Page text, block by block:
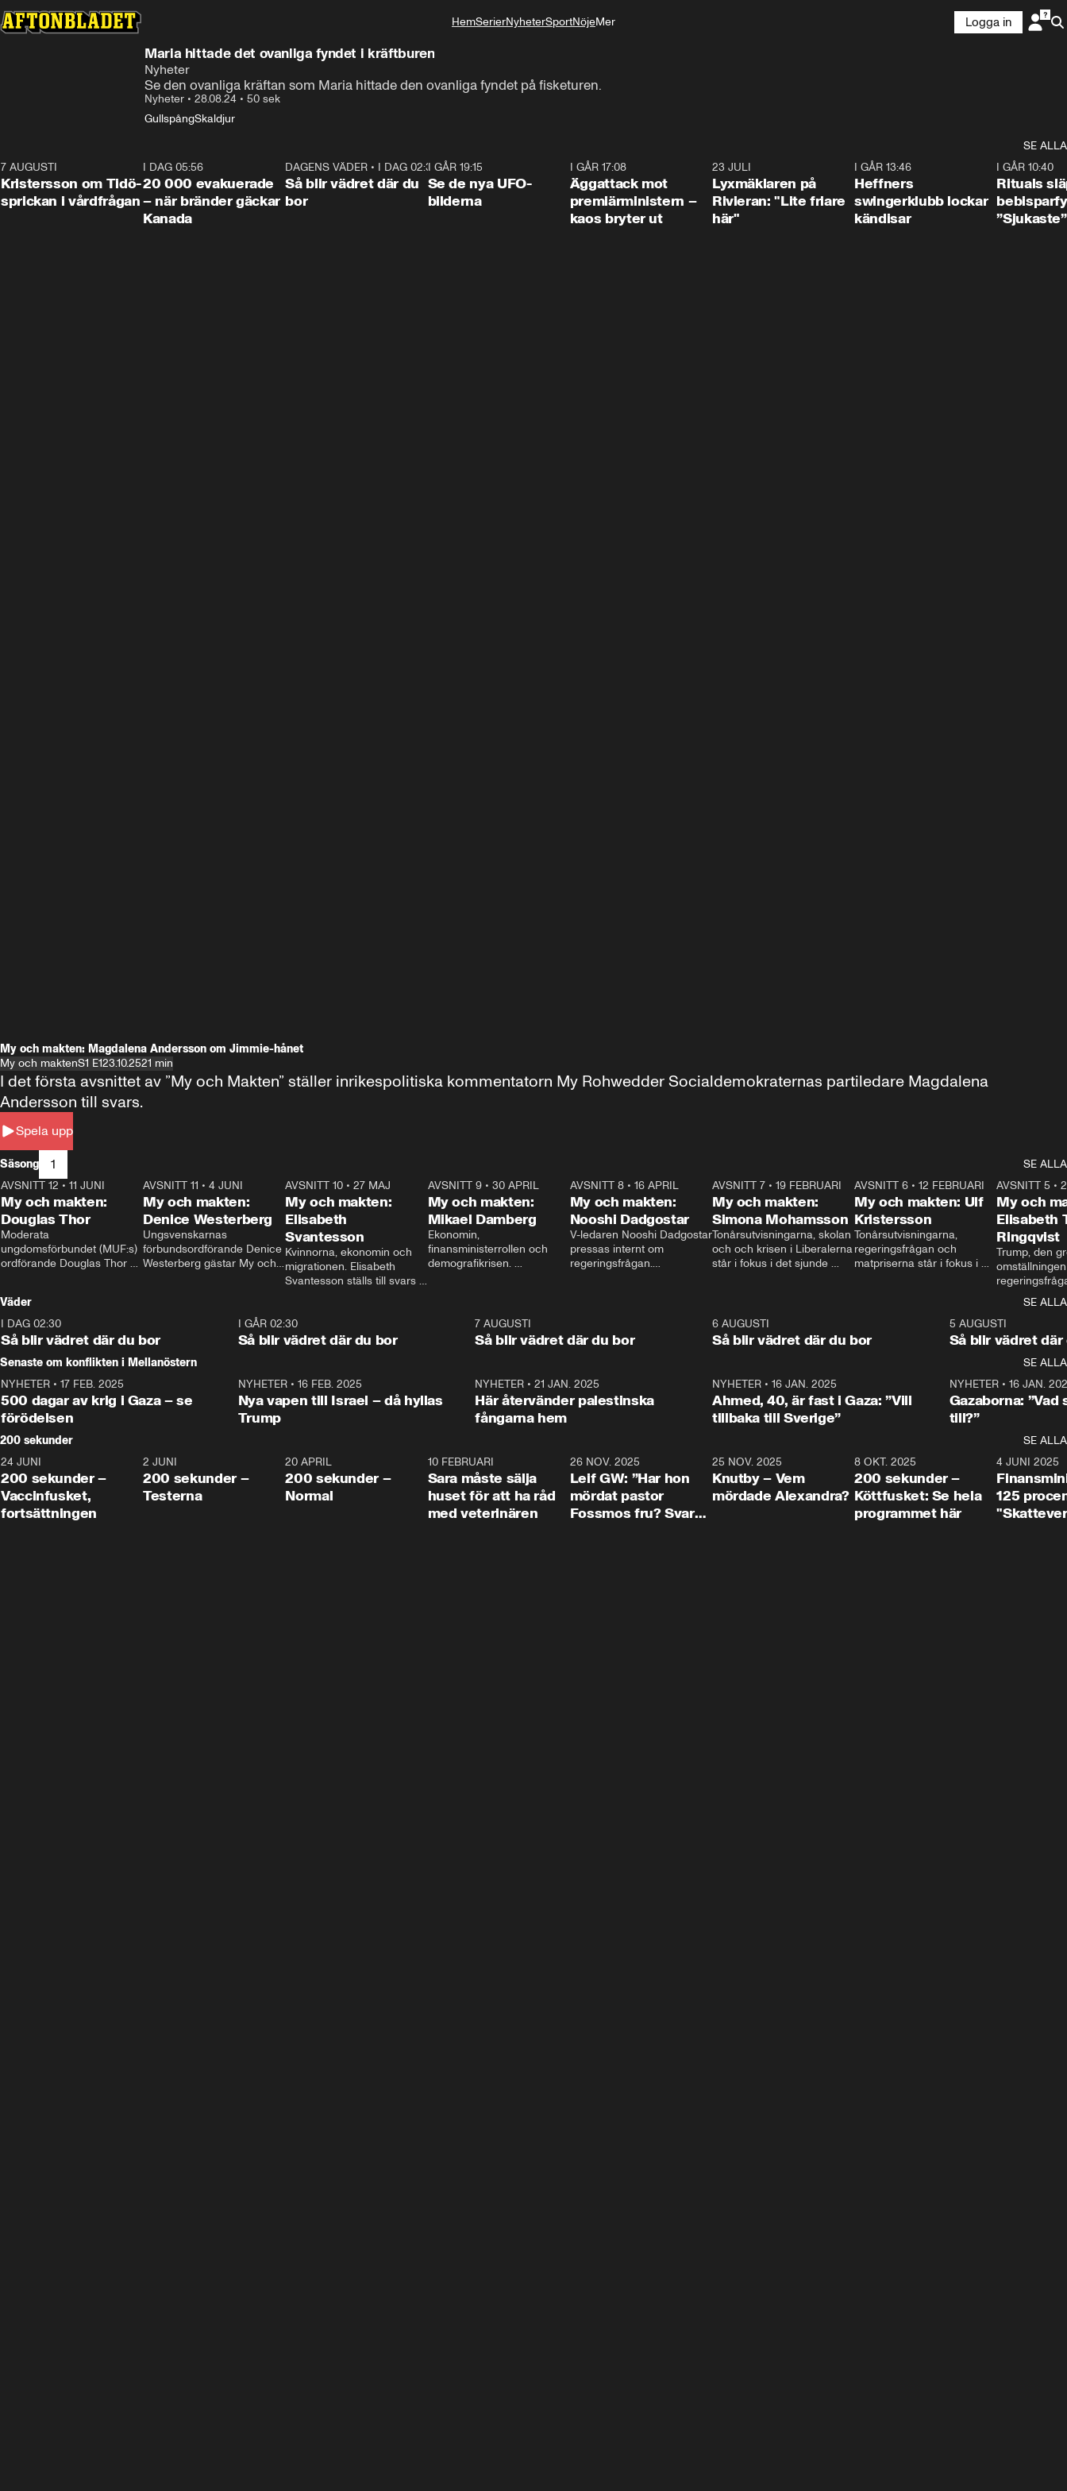
HemSerierNyheterSportNöjeMer
Logga in
Maria hittade det ovanliga fyndet i kräftburen
Nyheter
Se den ovanliga kräftan som Maria hittade den ovanliga fyndet på fisketuren.
Nyheter • 28.08.24 • 50 sek
GullspångSkaldjur
SE ALLA
7 AUGUSTI
Kristersson om Tidö-
sprickan i vårdfrågan
I DAG 05:56
20 000 evakuerade
– när bränder gäckar
Kanada
1:06
DAGENS VÄDER • I DAG 02:30
Så blir vädret där du
bor
I GÅR 19:15
Se de nya UFO-
bilderna
I GÅR 17:08
Äggattack mot
premiärministern –
kaos bryter ut
23 JULI
Lyxmäklaren på
Rivieran: "Lite friare
här"
I GÅR 13:46
Heffners
swingerklubb lockar
kändisar
I GÅR 10:40
Rituals
”Sjukaste”
My och makten: Magdalena Andersson om Jimmie-hånet
My och maktenS1 E123.10.2521 min
Spela upp
I det första avsnittet av ”My och Makten” ställer inrikespolitiska kommentatorn My Rohwedder Socialdemokraternas partiledare Magdalena
Andersson till svars.
Säsong 1
SE ALLA
26:27
AVSNITT 12 • 11 JUNI
My och makten:
Douglas Thor
Moderata
ungdomsförbundet (MUF:s)
ordförande Douglas Thor
tonårsutvisningarna och hur
Moderaterna ska locka
väljare till valet i höst.
23:40
AVSNITT 11 •4 JUNI
My och makten:
Denice Westerberg
Ungsvenskarnas
förbundsordförande Denice
Westerberg gästar My och
AVSNITT 10 •27 MAJ
My och makten:
Elisabeth
Svantesson
Kvinnorna, ekonomin och
migrationen. Elisabeth
Svantesson ställs till svars
AVSNITT 9• 30 APRIL
My och makten:
Mikael Damberg
Ekonomin,
finansministerrollen och
demografikrisen.
och Makten.
AVSNITT 8• 16 APRIL
My och makten:
Nooshi Dadgostar
V-ledaren Nooshi Dadgostar
pressas internt om
regeringsfrågan.
– Vi ställer upp i val. Ska vi
vara med så sitter vi förstås
24:30
AVSNITT 7• 19 FEBRUARI
My och makten:
Simona Mohamsson
Tonårsutvisningarna, skolan
och och krisen i Liberalerna
står i fokus i det sjunde
kommentator My
Rohwedder ställer
utbildnings- och
Mohamsson till svars.
27:30
AVSNITT 6 •12 FEBRUARI
My och makten: Ulf
Kristersson
Tonårsutvisningarna,
regeringsfrågan och
matpriserna står i fokus i
Rohwedder ställer
statsminister Ulf Kristersson
AVSNITT 5 •
My och
Elisabeth
Ringqvist
Trump, den
centrum i
avsnittet av
Makten”. Se
Aftonbladets
Rohwedder
Thand Ring
Väder
SE ALLA
I DAG 02:30
Så blir vädret där du bor
1:06
I GÅR 02:30
Så blir vädret där du bor
7 AUGUSTI
Så blir vädret där du bor
6 AUGUSTI
Så blir vädret där du bor
5 AUGUSTI
Så blir vädret där
Senaste om konflikten i Mellanöstern
SE ALLA
NYHETER • 17 FEB. 2025
500 dagar av krig i Gaza – se
förödelsen
NYHETER• 16 FEB. 2025
Nya vapen till Israel – då hyllas
Trump
NYHETER •21 JAN. 2025
Här återvänder palestinska
fångarna hem
NYHETER• 16 JAN. 2025
Ahmed, 40, är fast i Gaza: ”Vill
tillbaka till Sverige”
NYHETER• 16 JAN.
Gazaborna:
till?”
200 sekunder
SE ALLA
5:00
24 JUNI
200 sekunder –
Vaccinfusket,
fortsättningen
4:23
2 JUNI
200 sekunder –
Testerna
20 APRIL
200 sekunder –
Normal
10 FEBRUARI
Sara måste sälja
huset för att ha råd
med veterinären
26 NOV. 2025
Leif GW: ”Har hon
mördat pastor
Fossmos fru? Svar
31:05
25 NOV. 2025
Knutby – Vem
mördade Alexandra?
4:29
8 OKT. 2025
200 sekunder –
Köttfusket: Se hela
programmet här
4 JUNI 2025
125